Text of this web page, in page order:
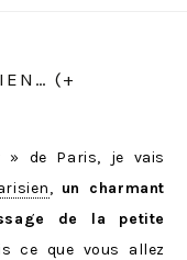
(+
» de Paris, je vais
, un charmant
de la petite
ce que vous allez